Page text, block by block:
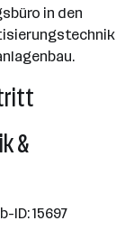
in den
&
ID: 15697